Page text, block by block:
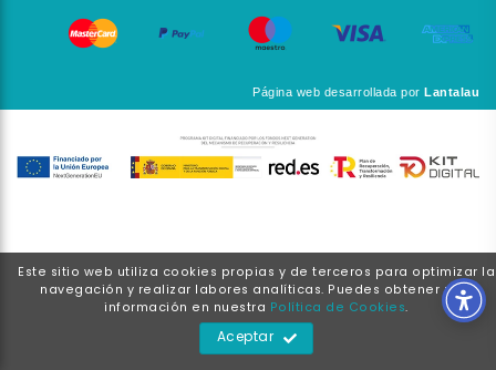
Página web desarrollada por Lantalau
Este sitio web utiliza cookies propias y de terceros para optimizar la
navegación y realizar labores analíticas. Puedes obtener más
información en nuestra Política de Cookies.
Aceptar